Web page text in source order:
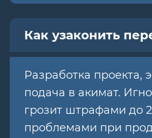
Как узаконить
Разработка проекта,
подача в акимат.
грозит штрафами до
проблемами при